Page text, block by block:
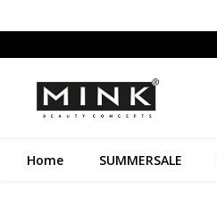
Home SUMMERSALE